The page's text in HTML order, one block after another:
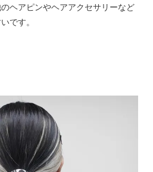
ヘアピンやヘアアクセサリーなど
です。